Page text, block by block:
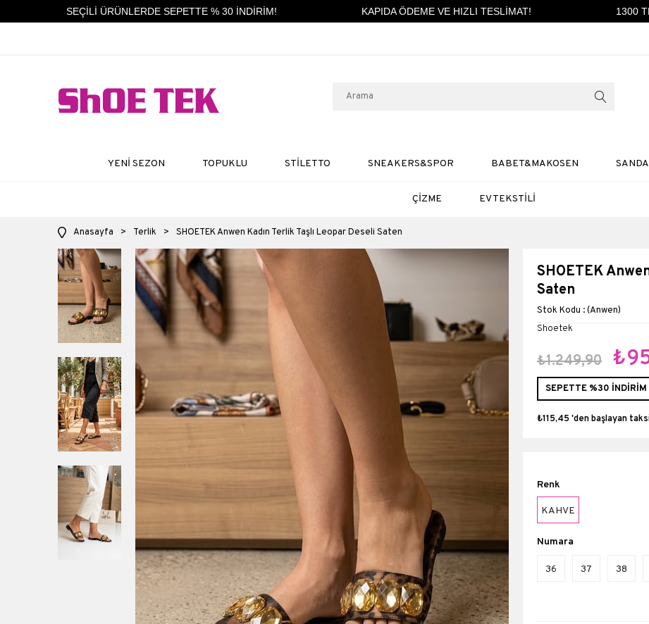
SEÇİLİ ÜRÜNLERDE SEPETTE % 30 İNDİRİM! KAPIDA ÖDEME VE HIZLI TESLİMAT! 1300 TL
YENİ SEZON TOPUKLU STİLETTO SNEAKERS&SPOR BABET&MAKOSEN
ÇİZME EV TEKSTİLİ
Anasayfa > Terlik > SHOETEK Anwen Kadın Terlik Taşlı Leopar Deseli Saten
SHOETEK
Saten
(Anwen)
Shoetek
₺1.249,90
SEPETTE %30 İNDİRİM
₺115,45'den başlayan
Renk
KAHVE
Numara
36 37 38